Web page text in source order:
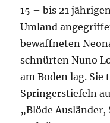
15 – bis 21
Umland
bewaffneten
schnürten Nuno
am Boden lag.
Springerstiefeln
„Blöde